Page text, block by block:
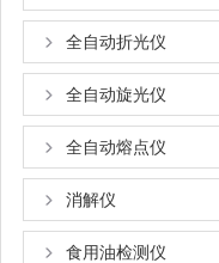
全自动折光仪
全自动旋光仪
全自动熔点仪
消解仪
食用油检测仪